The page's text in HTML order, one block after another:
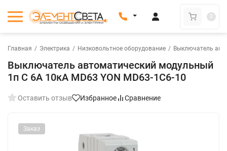
0
Главная / Электрика / Низковольтное оборудование / Выключатель
Выключатель автоматический модульный
1п C 6А 10кА MD63 YON MD63-1C6-10
Оставить отзыв Избранное Сравнение
Заказ